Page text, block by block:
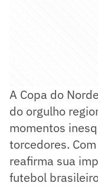
A Copa do
do orgulho
momentos
torcedores.
reafirma sua
futebol